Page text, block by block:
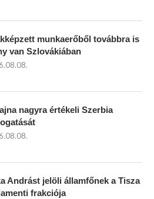
munkaerőből továbbra is
van Szlovákiában
nagyra értékeli Szerbia
Andrást jelöli államfőnek a Tisza
frakciója